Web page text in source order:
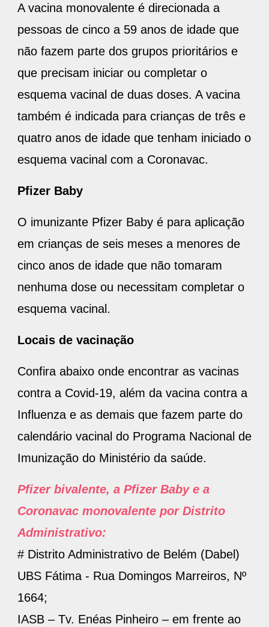
A vacina monovalente é direcionada a
pessoas de cinco a 59 anos de idade que
não fazem parte dos grupos prioritários e
que precisam iniciar ou completar o
esquema vacinal de duas doses. A vacina
também é indicada para crianças de três e
quatro anos de idade que tenham iniciado o
esquema vacinal com a Coronavac.
Pfizer Baby
O imunizante Pfizer Baby é para aplicação
em crianças de seis meses a menores de
cinco anos de idade que não tomaram
nenhuma dose ou necessitam completar o
esquema vacinal.
Locais de vacinação
Confira abaixo onde encontrar as vacinas
contra a Covid-19, além da vacina contra a
Influenza e as demais que fazem parte do
calendário vacinal do Programa Nacional de
Imunização do Ministério da saúde.
Pfizer bivalente, a Pfizer Baby e a
Coronavac monovalente por Distrito
Administrativo:
# Distrito Administrativo de Belém (Dabel)
UBS Fátima - Rua Domingos Marreiros, Nº
1664;
IASB – Tv. Enéas Pinheiro – em frente ao